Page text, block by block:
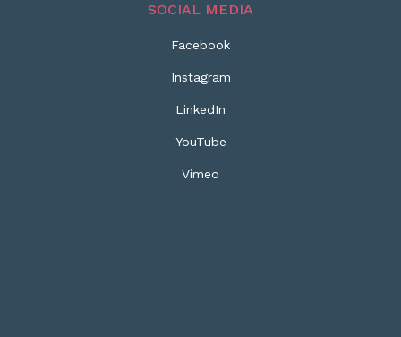
SOCIAL MEDIA
Facebook
Instagram
LinkedIn
YouTube
Vimeo